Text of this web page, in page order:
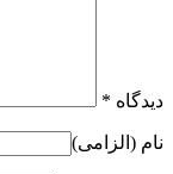
دیدگاه *
نام (الزامی)